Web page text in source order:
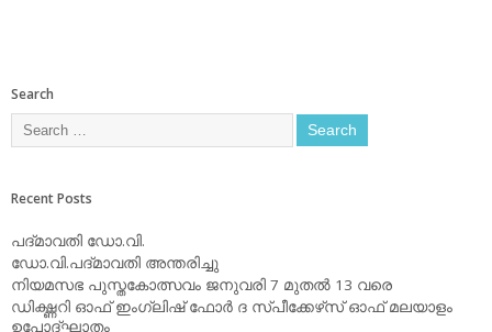
Search
Recent Posts
പദ്മാവതി ഡോ.വി.
ഡോ.വി.പദ്മാവതി അന്തരിച്ചു
നിയമസഭ പുസ്തകോത്സവം ജനുവരി 7 മുതല്‍ 13 വരെ
ഡിക്ഷ്ണറി ഓഫ് ഇംഗ്ലിഷ് ഫോര്‍ ദ സ്പീക്കേഴ്‌സ് ഓഫ് മലയാളം
ഉപോദ്ഘാതം